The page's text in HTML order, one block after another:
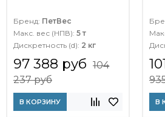
Бренд: ПетВес
Макс. вес (НПВ): 5 т
Дискретность (d): 2 кг
97 388 руб 104
237 руб
В КОРЗИНУ В